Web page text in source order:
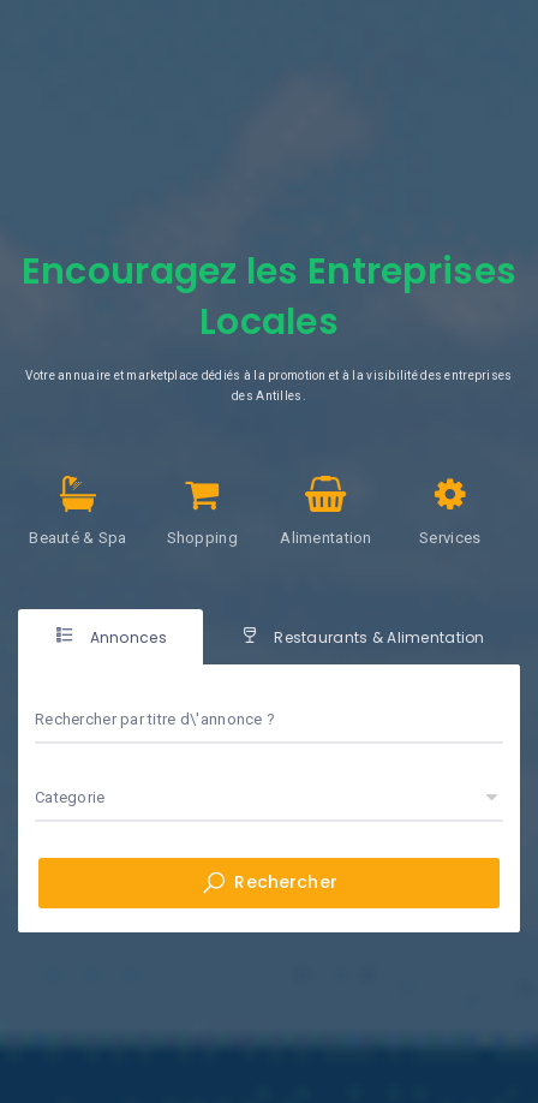
Encouragez les Entreprises
Locales
Votre annuaire et marketplace dédiés à la promotion et à la visibilité des entreprises
des Antilles.
Beauté & Spa Shopping Alimentation Services
Annonces Restaurants & Alimentation
Rechercher par titre d\'annonce ?
Categorie
Rechercher